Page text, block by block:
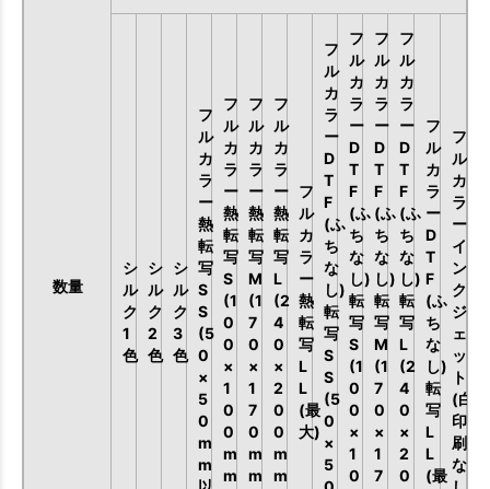
数量
シ
ル
ク
1
色
シ
ル
ク
2
色
シ
ル
ク
3
色
フ
ル
カ
ラ
ー
熱
転
写
S
S
(5
0
×
5
0
m
m
フ
ル
カ
ラ
ー
熱
転
写
S
(1
0
0
×
1
0
0
m
m
フ
ル
カ
ラ
ー
熱
転
写
M
(1
7
0
×
1
7
0
m
m
フ
ル
カ
ラ
ー
熱
転
写
L
(2
4
0
×
2
0
0
m
m
フ
ル
カ
ラ
ー
熱
転
写
L
L
(最
大)
フ
ル
カ
ラ
ー
D
T
F
(ふ
ち
な
し)
転
写
S
S
(5
0
×
5
フ
ル
カ
ラ
ー
D
T
F
(ふ
ち
な
し)
転
写
S
(1
0
0
×
1
0
フ
ル
カ
ラ
ー
D
T
F
(ふ
ち
な
し)
転
写
M
(1
7
0
×
1
7
フ
ル
カ
ラ
ー
D
T
F
(ふ
ち
な
し)
転
写
L
(2
4
0
×
2
0
フ
ル
カ
ラ
ー
D
T
F
(ふ
ち
な
し)
転
写
L
L
(最
フ
ル
カ
ラ
ー
イ
ン
ク
ジ
ェ
ッ
ト
(白
印
刷
な